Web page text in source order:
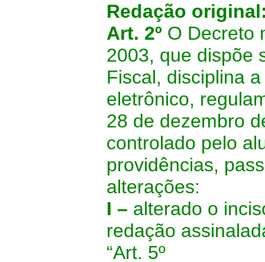
Redação
Art. 2º O Decreto
2003, que dispõe
Fiscal, disciplina
eletrônico,
28 de dezembro
controlado pelo
providências,
alterações:
I – alterado o
redação
“Art. 5º